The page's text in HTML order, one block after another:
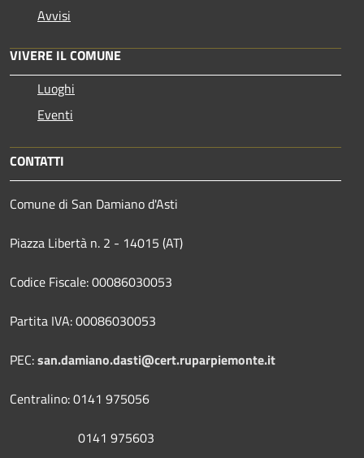
Avvisi
VIVERE IL COMUNE
Luoghi
Eventi
CONTATTI
Comune di San Damiano d'Asti
Piazza Libertà n. 2 - 14015 (AT)
Codice Fiscale: 00086030053
Partita IVA: 00086030053
PEC:san.damiano.dasti@cert.ruparpiemonte.it
Centralino: 0141 975056
0141 975603